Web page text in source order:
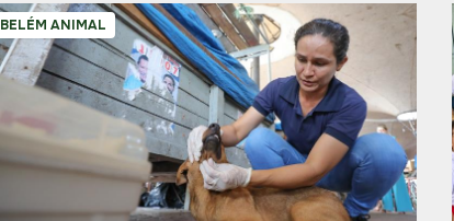
BELÉM ANIMAL